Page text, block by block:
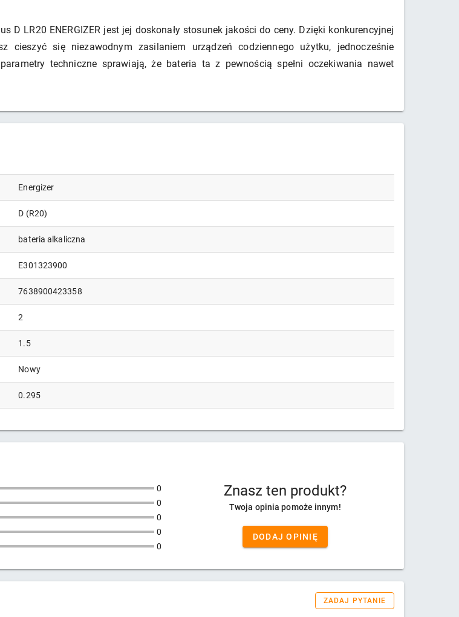
D LR20 ENERGIZER jest jej doskonały stosunek jakości do ceny. Dzięki konkurencyjnej
cieszyć się niezawodnym zasilaniem urządzeń codziennego użytku, jednocześnie
techniczne sprawiają, że bateria ta z pewnością spełni oczekiwania nawet
Energizer
D (R20)
bateria alkaliczna
E301323900
7638900423358
2
1.5
Nowy
0.295
0
0
0
0
0
Znasz ten produkt?
Twoja opinia pomoże innym!
DODAJ OPINIĘ
ZADAJ PYTANIE